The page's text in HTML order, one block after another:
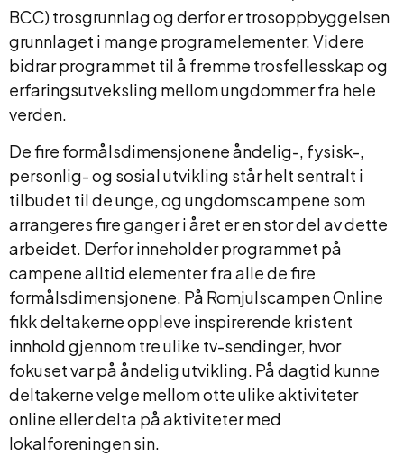
BCC) trosgrunnlag og derfor er trosoppbyggelsen
grunnlaget i mange programelementer. Videre
bidrar programmet til å fremme trosfellesskap og
erfaringsutveksling mellom ungdommer fra hele
verden.
De fire formålsdimensjonene åndelig-, fysisk-,
personlig- og sosial utvikling står helt sentralt i
tilbudet til de unge, og ungdomscampene som
arrangeres fire ganger i året er en stor del av dette
arbeidet. Derfor inneholder programmet på
campene alltid elementer fra alle de fire
formålsdimensjonene. På Romjulscampen Online
fikk deltakerne oppleve inspirerende kristent
innhold gjennom tre ulike tv-sendinger, hvor
fokuset var på åndelig utvikling. På dagtid kunne
deltakerne velge mellom otte ulike aktiviteter
online eller delta på aktiviteter med
lokalforeningen sin.